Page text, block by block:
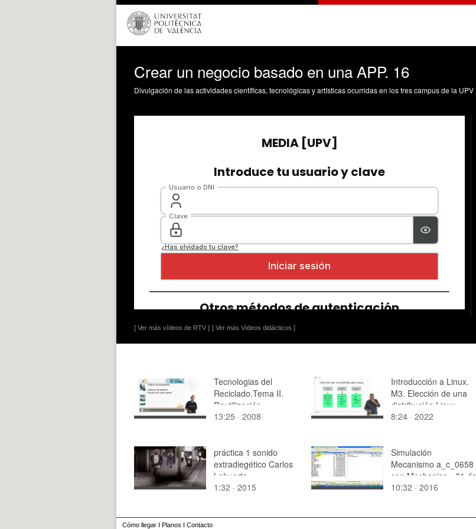
Crear un negocio basado en una APP. 16
Divulgación de las actividades científicas, tecnológicas y artísticas ocurridas en los tres campus de la UPV
[ Ver más vídeos de RTV ] [ Ver más Vídeos didácticos ]
Tecnologias del
Reciclado.Tema II.
Reutilización
13:25 · 2008
Introducción a Linux.
M3. Elección de una
distribución Linux
8:24 · 2022
práctica 1 sonido
extradiegético Carlos
Lahuerta
1:32 · 2015
Simulación
Mecanismo a_c_0658
con Mechanica - 01 de
18
10:32 · 2016
Cómo llegar I Planos I Contacto